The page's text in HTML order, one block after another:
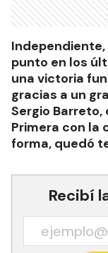
punto en los
una victoria
gracias a un
Sergio
Primera con la
forma, quedó
Recibí